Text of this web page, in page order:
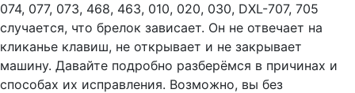
074, 077, 073, 468, 463, 010, 020, 030, DXL-707, 705
случается, что брелок зависает. Он не отвечает на
кликанье клавиш, не открывает и не закрывает
машину. Давайте подробно разберёмся в причинах и
способах их исправления. Возможно, вы без